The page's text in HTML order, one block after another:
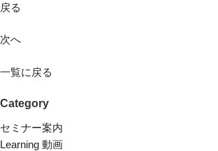
戻る
次へ
一覧に戻る
Category
セミナー案内
Learning 動画